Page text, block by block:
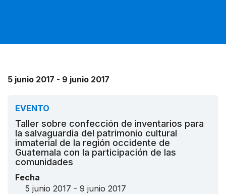
5 junio 2017 - 9 junio 2017
EVENTO
Taller sobre confección de inventarios para
la salvaguardia del patrimonio cultural
inmaterial de la región occidente de
Guatemala con la participación de las
comunidades
Fecha
5 junio 2017 - 9 junio 2017